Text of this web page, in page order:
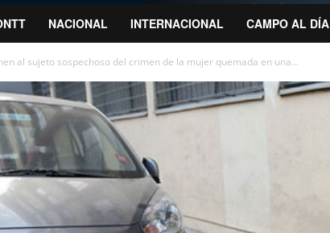
NACIONAL INTERNACIONAL CAMPO AL DÍA
al sujeto sospechoso del crimen de la mujer quemada en una...